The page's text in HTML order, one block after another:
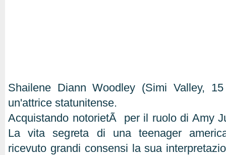
Shailene Diann Woodley (Simi Valley,
un'attrice statunitense.
Acquistando notorietÃ per il ruolo di Amy
La vita segreta di una teenager
ricevuto grandi consensi la sua